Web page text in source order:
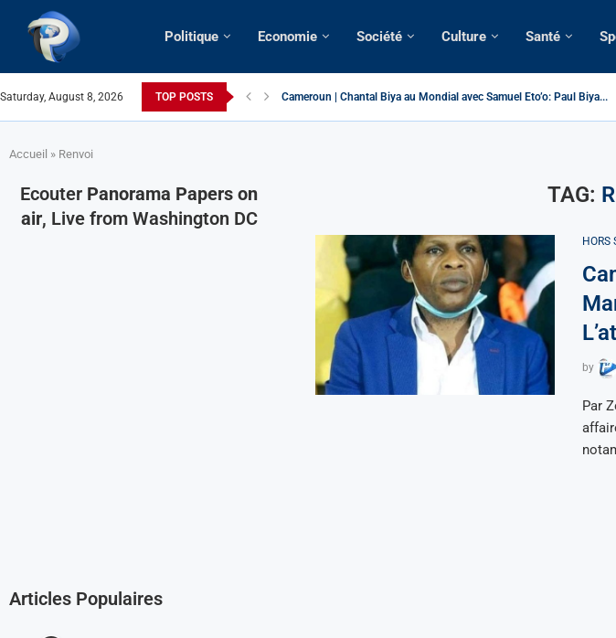
Politique Economie Société Culture Santé
Saturday, August 8, 2026 TOP POSTS
Cameroun | Chantal Biya au Mondial avec Samuel Eto’o: Paul Biya...
Succession présidentielle > Cameroun | Tensions au sommet de
Accueil » Renvoi
TAG:
HORS
by
Par
Ecouter Panorama Papers on
air, Live from Washington DC
Articles Populaires